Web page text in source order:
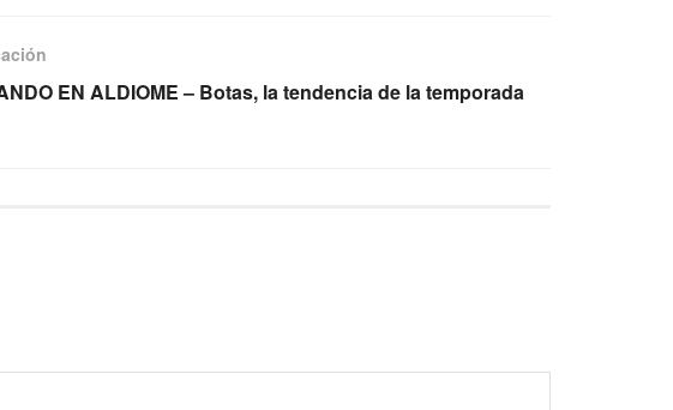
EN ALDIOME – Botas, la tendencia de la temporada